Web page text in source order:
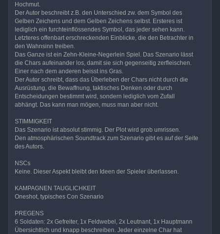
Hochmut.
Der Autor beschreibt z.B. den Unterschied zw. dem Symbol des
Gelben Zeichens und dem Gelben Zeichens selbst. Ersteres ist
lediglich ein furchteinflössendes Symbol, das jeder sehen kann.
Letzteres offenbart erschreckenden Einblicke, die den Betrachter in
den Wahnsinn treiben.
Das Ganze ist ein Zehn-Kleine-Negerlein Spiel. Das Szenario lässt
die Chars aufeinander los, damit sie sich gegenseitig zerfleischen.
Einer nach dem anderen beisst ins Gras.
Der Autor schreibt, dass das Überleben der Chars nicht durch die
Ausrüstung, die Bewaffnung, taktisches Denken oder durch
Entscheidungen bestimmt wird, sondern lediglich vom Zufall
abhängt. Das kann man mögen, muss man aber nicht.
STIMMIGKEIT
Das Szenario ist absolut stimmig. Der Plot wird grob umrissen.
Den atmosphärischen Soundtrack zum Szenario gibt es auf der Seite
des Autors.
NSCs
Keine. Dieser Aspekt bleibt den Ideen der Spieler überlassen.
KAMPAGNEN TAUGLICHKEIT
Oneshot, typisches Con Szenario
PREGENS
6 Soldaten: 2x Gefreiter, 1x Feldwebel, 2x Leutnant, 1x Hauptmann
Übersichtlich und knapp beschreiben. Jeder einzelne Char hat